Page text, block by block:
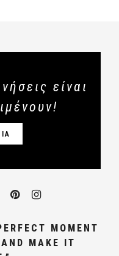
είναι
MOMENT
MAKE IT